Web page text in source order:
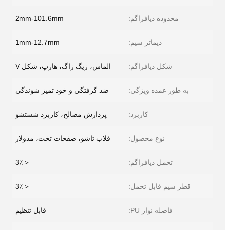
محدوده دیافراگم: 2mm-101.6mm
دیماتر سیم: 1mm-12.7mm
شکل دیافراگم: الماس، زیگ زاگ، هارپ، شکل V
به طور عمده ویژگی: ضد گرفتگی و خود تمیز شوندگی
کاربرد: پردازش مصالح، کاربرد شستشو
نوع محصول: قلاب تاشو، صفحات تخت، مدولار
تحمل دیافراگم: ＜3٪
قطر سیم قابل تحمل: ＜3٪
فاصله نوار PU: قابل تنظیم